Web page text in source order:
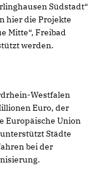
Südstadt“
hier die Projekte
Mitte“, Freibad
werden.
Westfalen
Euro, der
Europäische Union
Städte
bei der